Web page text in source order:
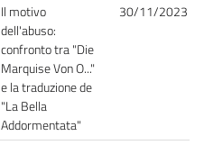
Il motivo
dell'abuso:
confronto tra "Die
Marquise Von O..."
e la traduzione de
"La Bella
Addormentata"
30/11/2023